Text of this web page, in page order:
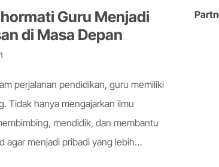
Guru Menjadi
di Masa Depan
perjalanan pendidikan, guru memiliki
Tidak hanya mengajarkan ilmu
mendidik, dan membantu
agar menjadi pribadi yang lebih…